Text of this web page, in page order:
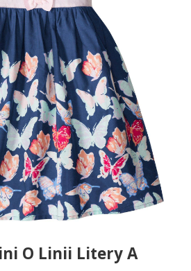
O Linii Litery A